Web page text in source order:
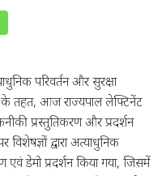
परिवर्तन और सुरक्षा
के तहत, आज राज्यपाल लेफ्टिनेंट
प्रस्तुतिकरण और प्रदर्शन
द्वारा अत्याधुनिक
एवं डेमो प्रदर्शन किया गया, जिसमें